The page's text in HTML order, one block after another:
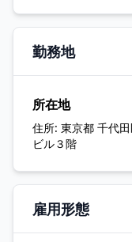
勤務地
所在地
住所: 東京都 千代
ビル３階
雇用形態